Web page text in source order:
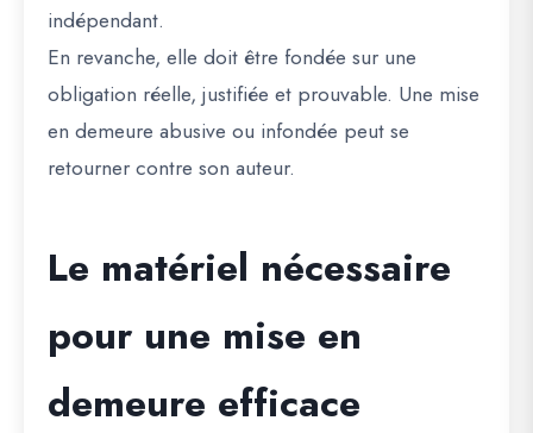
indépendant.
En revanche, elle doit être fondée sur une
obligation réelle, justifiée et prouvable. Une mise
en demeure abusive ou infondée peut se
retourner contre son auteur.
Le matériel nécessaire
pour une mise en
demeure efficace